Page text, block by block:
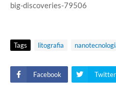
big-discoveries-79506
Tags litografia
Facebook Twitter